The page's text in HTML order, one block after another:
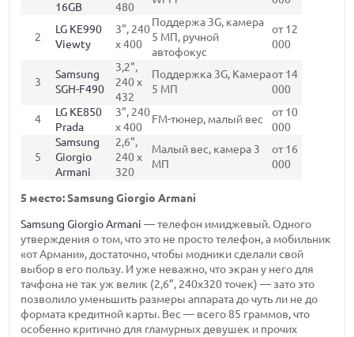
16GB
480
2
LG KE990
Viewty
3", 240
x 400
Поддержа 3G, камера
5 МП, ручной
автофокус
от 12
000
3
Samsung
SGH-F490
3,2",
240 x
432
Поддержка 3G, Камера
5 МП
от 14
000
4
LG KE850
Prada
3", 240
x 400
FM-тюнер, малый вес
от 10
000
5
Samsung
Giorgio
Armani
2,6",
240 x
320
Малый вес, камера 3
МП
от 16
000
5 место: Samsung Giorgio Armani
Samsung Giorgio Armani — телефон имиджевый. Одного
утверждения о том, что это не просто телефон, а мобильник
«от Армани», достаточно, чтобы модники сделали свой
выбор в его пользу. И уже неважно, что экран у него для
тачфона не так уж велик (2,6”, 240x320 точек) — зато это
позволило уменьшить размеры аппарата до чуть ли не до
формата кредитной карты. Вес — всего 85 граммов, что
особенно критично для гламурных девушек и прочих